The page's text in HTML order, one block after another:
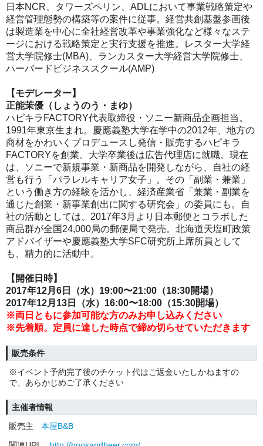
日本NCR、タワーズペリン、ADLにおいて事業戦略策定や
経営管理態勢の構築等の案件に従事。経営共創基盤参画後
は製造業を中心に全社経営改革や事業強化など様々なステ
ージにおける戦略策定と実行支援を推進。レスター大学経
営大学院修士(MBA)、ランカスター大学経営大学院修士、
ハーバードビジネススクール(AMP)
【モデレーター】
正能茉優（しょうのう・まゆ）
ハピキラFACTORY代表取締役・ソニー新商品企画担当。
1991年東京生まれ。慶應義塾大学在学中の2012年、地方の
商材をかわいくプロデュースし発信・販売するハピキラ
FACTORYを創業。大学卒業後は広告代理店に就職。現在
は、ソニーで新規事業・新商品を開発しながら、自社の経
営も行う「パラレルキャリア女子」。その「副業・兼業」
という働き方の経験を活かし、経済産業省「兼業・副業を
通じた創業・新事業創出に関する研究会」の委員にも。自
社の活動としては、2017年3月より日本郵便とコラボした
商品群が全国24,000局の郵便局で発売。北海道天塩町政策
アドバイザーや慶應義塾大学SFC研究所上席所員として
も、精力的に活動中。
【開催日時】
2017年12月6日（水）19:00〜21:00（18:30開場）
2017年12月13日（水）16:00〜18:00（15:30開場）
※両日ともに参加可能な方のみお申し込みください
※先着順。定員に達した時点で締め切らせていただきます
販売条件
※イベント予約完了後のチケット代はご返金いたしかねますの
で、あらかじめご了承ください
主催者情報
販売主
本屋B&B